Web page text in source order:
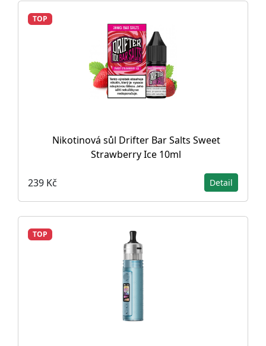
TOP
Nikotinová sůl Drifter Bar Salts Sweet
Strawberry Ice 10ml
239 Kč Detail
TOP